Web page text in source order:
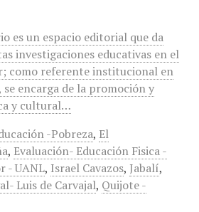
es un espacio editorial que da
investigaciones educativas en el
como referente institucional en
encarga de la promoción y
y cultural…
-Pobreza, El
, Evaluación- Educación Fisica -
- UANL, Israel Cavazos, Jabalí,
Luis de Carvajal, Quijote -